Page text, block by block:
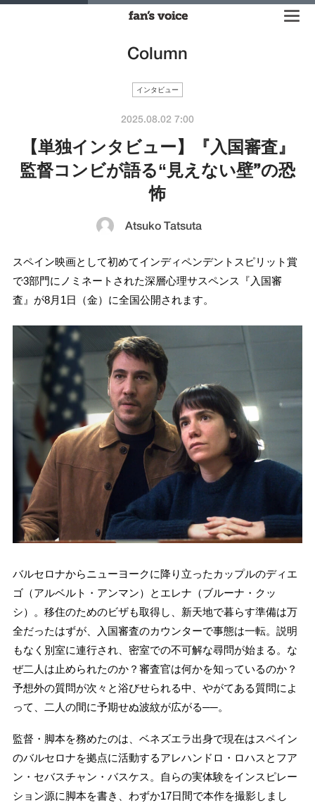
Column
インタビュー
2025.08.02 7:00
【単独インタビュー】『入国審査』
監督コンビが語る“見えない壁”の恐
怖
Atsuko Tatsuta
スペイン映画として初めてインディペンデントスピリット賞
で3部門にノミネートされた深層心理サスペンス『入国審
査』が8月1日（金）に全国公開されます。
バルセロナからニューヨークに降り立ったカップルのディエ
ゴ（アルベルト・アンマン）とエレナ（ブルーナ・クッ
シ）。移住のためのビザも取得し、新天地で暮らす準備は万
全だったはずが、入国審査のカウンターで事態は一転。説明
もなく別室に連行され、密室での不可解な尋問が始まる。な
ぜ二人は止められたのか？審査官は何かを知っているのか？
予想外の質問が次々と浴びせられる中、やがてある質問によ
って、二人の間に予期せぬ波紋が広がる──。
監督・脚本を務めたのは、ベネズエラ出身で現在はスペイン
のバルセロナを拠点に活動するアレハンドロ・ロハスとフア
ン・セバスチャン・バスケス。自らの実体験をインスピレー
ション源に脚本を書き、わずか17日間で本作を撮影しまし